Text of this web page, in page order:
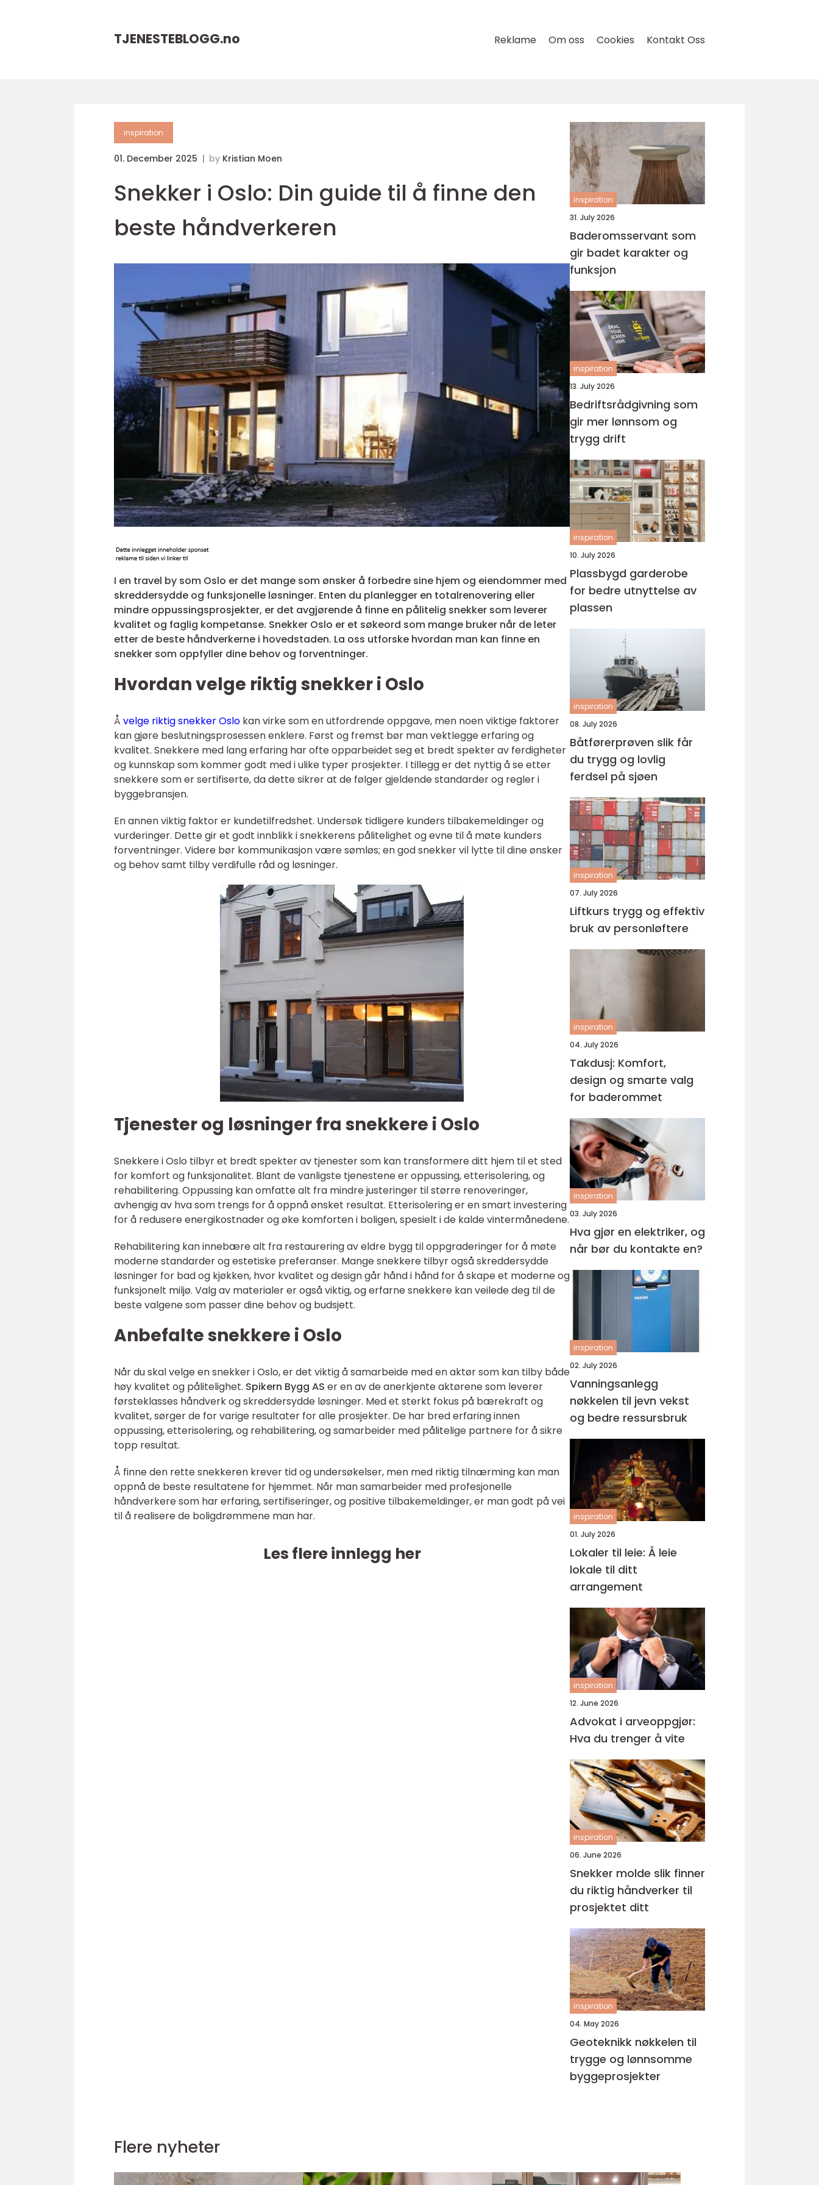
TJENESTEBLOGG.no Reklame Om oss Cookies Kontakt Oss
inspiration
01. December 2025 by Kristian Moen
Snekker i Oslo: Din guide til å finne den
beste håndverkeren
I en travel by som Oslo er det mange som ønsker å forbedre sine hjem og eiendommer med
skreddersydde og funksjonelle løsninger. Enten du planlegger en totalrenovering eller
mindre oppussingsprosjekter, er det avgjørende å finne en pålitelig snekker som leverer
kvalitet og faglig kompetanse. Snekker Oslo er et søkeord som mange bruker når de leter
etter de beste håndverkerne i hovedstaden. La oss utforske hvordan man kan finne en
snekker som oppfyller dine behov og forventninger.
Hvordan velge riktig snekker i Oslo
Å velge riktig snekker Oslo kan virke som en utfordrende oppgave, men noen viktige faktorer
kan gjøre beslutningsprosessen enklere. Først og fremst bør man vektlegge erfaring og
kvalitet. Snekkere med lang erfaring har ofte opparbeidet seg et bredt spekter av ferdigheter
og kunnskap som kommer godt med i ulike typer prosjekter. I tillegg er det nyttig å se etter
snekkere som er sertifiserte, da dette sikrer at de følger gjeldende standarder og regler i
byggebransjen.
En annen viktig faktor er kundetilfredshet. Undersøk tidligere kunders tilbakemeldinger og
vurderinger. Dette gir et godt innblikk i snekkerens pålitelighet og evne til å møte kunders
forventninger. Videre bør kommunikasjon være sømløs; en god snekker vil lytte til dine ønsker
og behov samt tilby verdifulle råd og løsninger.
Tjenester og løsninger fra snekkere i Oslo
Snekkere i Oslo tilbyr et bredt spekter av tjenester som kan transformere ditt hjem til et sted
for komfort og funksjonalitet. Blant de vanligste tjenestene er oppussing, etterisolering, og
rehabilitering. Oppussing kan omfatte alt fra mindre justeringer til større renoveringer,
avhengig av hva som trengs for å oppnå ønsket resultat. Etterisolering er en smart investering
for å redusere energikostnader og øke komforten i boligen, spesielt i de kalde vintermånedene.
Rehabilitering kan innebære alt fra restaurering av eldre bygg til oppgraderinger for å møte
moderne standarder og estetiske preferanser. Mange snekkere tilbyr også skreddersydde
løsninger for bad og kjøkken, hvor kvalitet og design går hånd i hånd for å skape et moderne og
funksjonelt miljø. Valg av materialer er også viktig, og erfarne snekkere kan veilede deg til de
beste valgene som passer dine behov og budsjett.
Anbefalte snekkere i Oslo
Når du skal velge en snekker i Oslo, er det viktig å samarbeide med en aktør som kan tilby både
høy kvalitet og pålitelighet. Spikern Bygg AS er en av de anerkjente aktørene som leverer
førsteklasses håndverk og skreddersydde løsninger. Med et sterkt fokus på bærekraft og
kvalitet, sørger de for varige resultater for alle prosjekter. De har bred erfaring innen
oppussing, etterisolering, og rehabilitering, og samarbeider med pålitelige partnere for å sikre
topp resultat.
Å finne den rette snekkeren krever tid og undersøkelser, men med riktig tilnærming kan man
oppnå de beste resultatene for hjemmet. Når man samarbeider med profesjonelle
håndverkere som har erfaring, sertifiseringer, og positive tilbakemeldinger, er man godt på vei
til å realisere de boligdrømmene man har.
Les flere innlegg her
inspiration
31. July 2026
Baderomsservant som
gir badet karakter og
funksjon
inspiration
13. July 2026
Bedriftsrådgivning som
gir mer lønnsom og
trygg drift
inspiration
10. July 2026
Plassbygd garderobe
for bedre utnyttelse av
plassen
inspiration
08. July 2026
Båtførerprøven slik får
du trygg og lovlig
ferdsel på sjøen
inspiration
07. July 2026
Liftkurs trygg og effektiv
bruk av personløftere
inspiration
04. July 2026
Takdusj: Komfort,
design og smarte valg
for baderommet
inspiration
03. July 2026
Hva gjør en elektriker, og
når bør du kontakte en?
inspiration
02. July 2026
Vanningsanlegg
nøkkelen til jevn vekst
og bedre ressursbruk
inspiration
01. July 2026
Lokaler til leie: Å leie
lokale til ditt
arrangement
inspiration
12. June 2026
Advokat i arveoppgjør:
Hva du trenger å vite
inspiration
06. June 2026
Snekker molde slik finner
du riktig håndverker til
prosjektet ditt
inspiration
04. May 2026
Geoteknikk nøkkelen til
trygge og lønnsomme
byggeprosjekter
Flere nyheter